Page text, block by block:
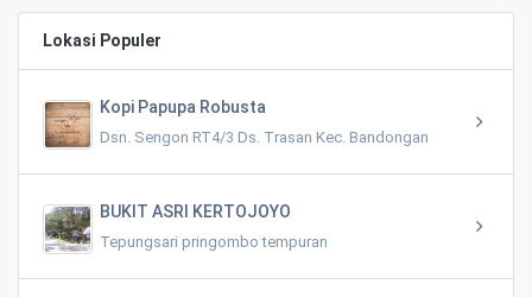
Lokasi Populer
Kopi Papupa Robusta
Dsn. Sengon RT4/3 Ds. Trasan Kec. Bandongan
BUKIT ASRI KERTOJOYO
Tepungsari pringombo tempuran